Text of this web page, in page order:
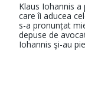
Klaus Iohannis
care îi aducea
s-a pronunțat
depuse de
Iohannis şi-au